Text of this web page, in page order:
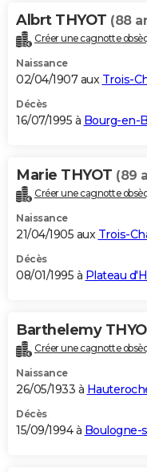
Albrt THYOT (88
Créer une cagnotte
Naissance
02/04/1907 aux Trois-
Décès
16/07/1995 à Bourg-en-
Marie THYOT (89
Créer une cagnotte
Naissance
21/04/1905 aux Trois-
Décès
08/01/1995 à Plateau
Barthelemy
Créer une cagnotte
Naissance
26/05/1933 à
Décès
15/09/1994 à Boulogne-